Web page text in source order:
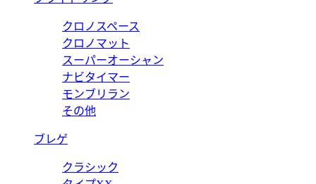
クロノスペース
クロノマット
スーパーオーシャン
ナビタイマー
モンブリラン
その他
ブレゲ
クラシック